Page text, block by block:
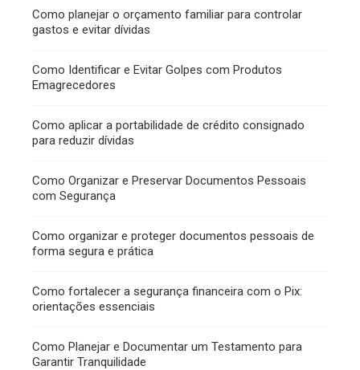
Como planejar o orçamento familiar para controlar
gastos e evitar dívidas
Como Identificar e Evitar Golpes com Produtos
Emagrecedores
Como aplicar a portabilidade de crédito consignado
para reduzir dívidas
Como Organizar e Preservar Documentos Pessoais
com Segurança
Como organizar e proteger documentos pessoais de
forma segura e prática
Como fortalecer a segurança financeira com o Pix:
orientações essenciais
Como Planejar e Documentar um Testamento para
Garantir Tranquilidade